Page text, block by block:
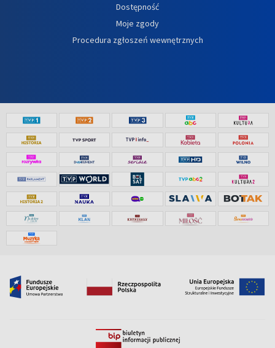
Dostępność
Moje zgody
Procedura zgłoszeń wewnętrznych